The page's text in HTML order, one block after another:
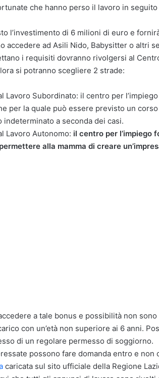
che hanno perso il lavoro in seguito
l’investimento di 6 milioni di euro e
accedere ad Asili Nido, Babysitter o altri
i requisiti dovranno rivolgersi al
si potranno scegliere 2 strade:
Lavoro Subordinato: il centro per
per la quale può essere previsto un
indeterminato a seconda dei casi.
Lavoro Autonomo: il centro per l’impiego
alla mamma di creare
a tale bonus e possibilità non
con un’età non superiore ai 6 anni.
di un regolare permesso di soggiorno.
possono fare domanda entro e
caricata sul sito ufficiale della Regione